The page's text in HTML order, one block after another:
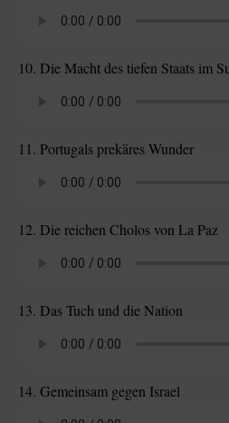
10. Die Macht des tiefen Staats im
11. Portugals prekäres Wunder
12. Die reichen Cholos von La Paz
13. Das Tuch und die Nation
14. Gemeinsam gegen Israel